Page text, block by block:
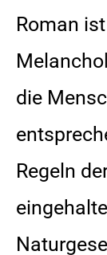
Roman
die
Regeln